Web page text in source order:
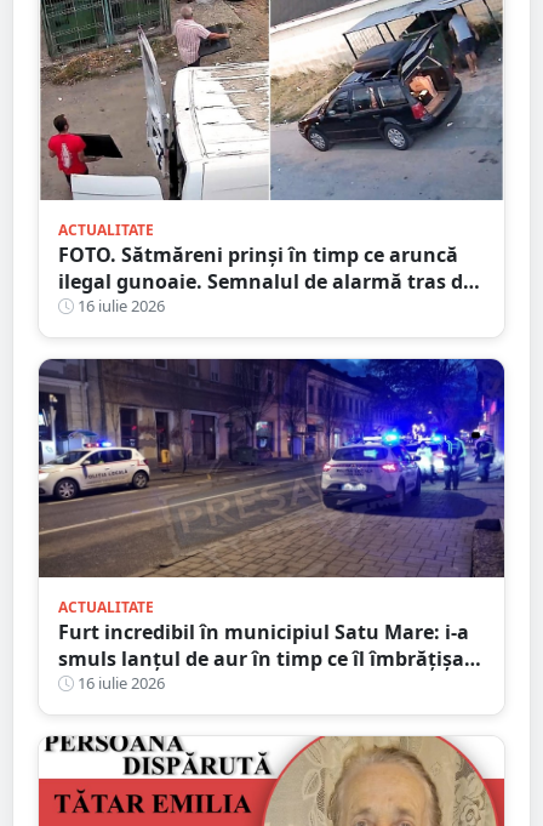
ACTUALITATE
FOTO. Sătmăreni prinși în timp ce aruncă
ilegal gunoaie. Semnalul de alarmă tras de
Primărie
16 iulie 2026
ACTUALITATE
Furt incredibil în municipiul Satu Mare: i-a
smuls lanțul de aur în timp ce îl îmbrățișa și
săruta
16 iulie 2026